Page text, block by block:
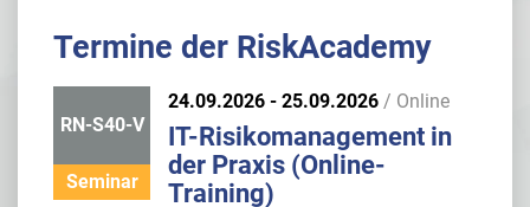
Termine der RiskAcademy
RN-S40-V
Seminar
24.09.2026 - 25.09.2026 / Online
IT-Risikomanagement in
der Praxis (Online-
Training)